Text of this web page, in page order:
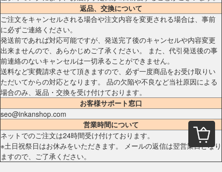
返品、交換について
ご注文をキャンセルされる場合や注文内容を変更される場合は、事前
に必ずご連絡ください。
発送前であれば対応可能ですが、発送完了後のキャンセルや内容変更
出来ませんので、あらかじめご了承ください。 また、代引発送後の事
前連絡のないキャンセルは一切承ることができません。
送料など実費請求させて頂きますので、必ず一度商品をお受け取りい
ただいてからの対応となります。 品の欠陥や不良など当社原因による
場合のみ、返品・交換を受け付けております。
お客様サポート窓口
seo@inkanshop.com
営業時間について
ネットでのご注文は24時間受け付けております。
※土日祝祭日はお休みをいただきます。 メールの返信は翌営業日となり
ますので、ご了承ください。